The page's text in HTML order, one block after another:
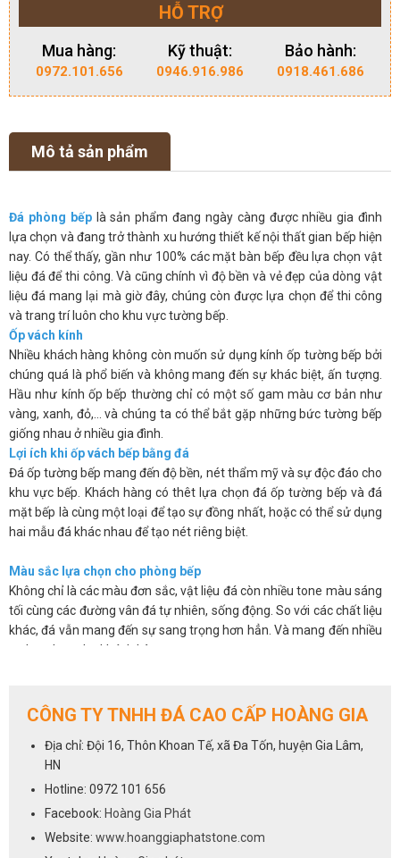
HỖ TRỢ
Mua hàng:
0972.101.656
Kỹ thuật:
0946.916.986
Bảo hành:
0918.461.686
Mô tả sản phẩm
Đá phòng bếplà sản phẩm đang ngày càng được nhiều gia đình
lựa chọn và đang trở thành xu hướng thiết kế nội thất gian bếp hiện
nay. Có thể thấy, gần như 100% các mặt bàn bếp đều lựa chọn vật
liệu đá để thi công. Và cũng chính vì độ bền và vẻ đẹp của dòng vật
liệu đá mang lại mà giờ đây, chúng còn được lựa chọn để thi công
và trang trí luôn cho khu vực tường bếp.
Ốp vách kính
Nhiều khách hàng không còn muốn sử dụng kính ốp tường bếp bởi
chúng quá là phổ biến và không mang đến sự khác biệt, ấn tượng.
Hầu như kính ốp bếp thường chỉ có một số gam màu cơ bản như
vàng, xanh, đỏ,… và chúng ta có thể bắt gặp những bức tường bếp
giống nhau ở nhiều gia đình.
Lợi ích khi ốp vách bếp bằng đá
Đá ốp tường bếp mang đến độ bền, nét thẩm mỹ và sự độc đáo cho
khu vực bếp. Khách hàng có thêt lựa chọn đá ốp tường bếp và đá
mặt bếp là cùng một loại để tạo sự đồng nhất, hoặc có thể sử dụng
hai mẫu đá khác nhau để tạo nét riêng biệt.
Màu sắc lựa chọn cho phòng bếp
Không chỉ là các màu đơn sắc, vật liệu đá còn nhiều tone màu sáng
tối cùng các đường vân đá tự nhiên, sống động. So với các chất liệu
khác, đá vẫn mang đến sự sang trọng hơn hẳn. Và mang đến nhiều
sự lựa chọn cho khách hàng.
giúp bạn sẽ dễ dàng vệ sinh và luôn mang lại sự sạch sẽ.
bếp. Chúng khắc phục được những hạn chế về mẫu mã, màu sắc lại
vừa mang đến vẻ sang trọng và độ bền cho sản phẩm.
Cách lựa chọn đá cho phòng bếp
tất cả các dòng đá sử dụng để ốp mặt bếp đều có thể dùng cho vị trí
CÔNG TY TNHH ĐÁ CAO CẤP HOÀNG GIA
Địa chỉ: Đội 16, Thôn Khoan Tế, xã Đa Tốn, huyện Gia Lâm,
HN
Hotline: 0972 101 656
Facebook: Hoàng Gia Phát
Website: www.hoanggiaphatstone.com